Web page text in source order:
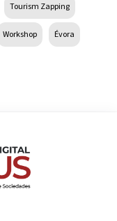
Tourism Zapping
Workshop Évora